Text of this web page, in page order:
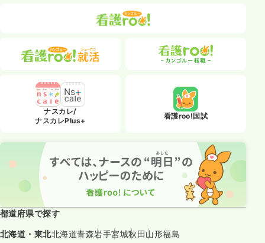
ナスカレ/
ナスカレPlus+
看護roo!国試
都道府県で探す
北海道・東北北海道青森岩手宮城秋田山形福島